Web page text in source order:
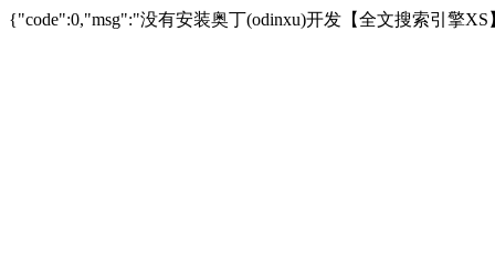
{"code":0,"msg":"没有安装奥丁(odinxu)开发【全文搜索引擎